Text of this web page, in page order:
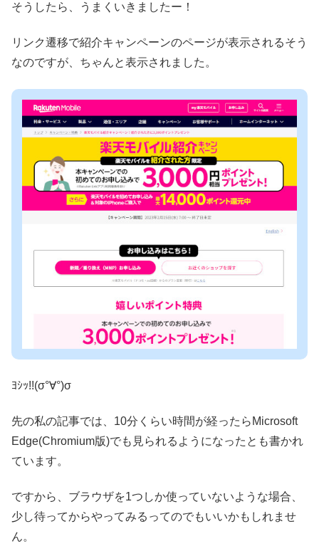
そうしたら、うまくいきましたー！
リンク遷移で紹介キャンペーンのページが表示されるそう
なのですが、ちゃんと表示されました。
ﾖｼｯ!!(σ°∀°)σ
先の私の記事では、10分くらい時間が経ったらMicrosoft
Edge(Chromium版)でも見られるようになったとも書かれ
ています。
ですから、ブラウザを1つしか使っていないような場合、
少し待ってからやってみるってのでもいいかもしれませ
ん。